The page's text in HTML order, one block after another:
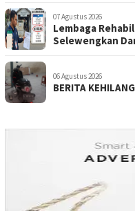
07 Agustus 2026
Lembaga
Selewengkan
06 Agustus 2026
BERITA